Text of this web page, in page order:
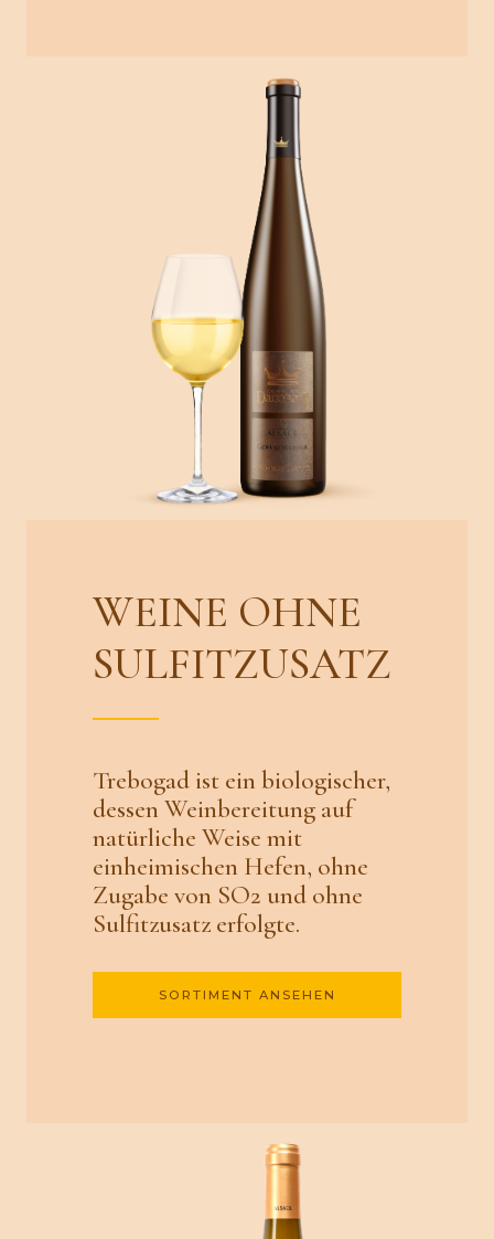
WEINE OHNE
SULFITZUSATZ
Trebogad ist ein biologischer,
dessen Weinbereitung auf
natürliche Weise mit
einheimischen Hefen, ohne
Zugabe von SO2 und ohne
Sulfitzusatz erfolgte.
SORTIMENT ANSEHEN